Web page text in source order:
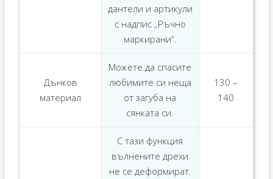
дантели и артикули
с надпис „Ръчно
маркирани“.
Дънков
материал
Можете да спасите
любимите си неща
от загуба на
сянката си.
130 –
140
С тази функция
вълнените дрехи
не се деформират.